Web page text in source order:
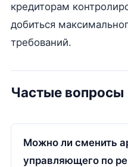
кредиторам
добиться
требований.
Частые вопросы
Можно ли сменить
управляющего по